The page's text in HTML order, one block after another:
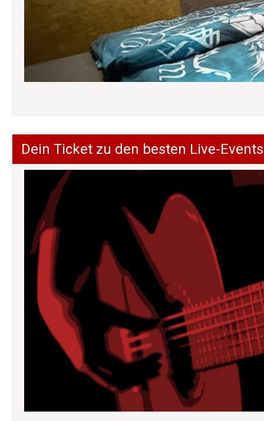
Dein Ticket zu den besten Live-Events